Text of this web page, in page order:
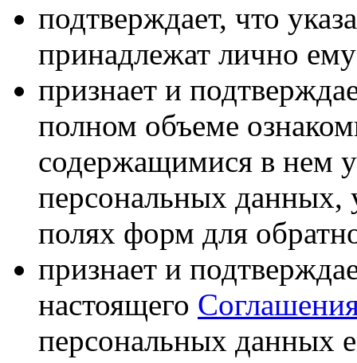
подтверждает, что
принадлежат лично
признает и
полном объеме
содержащимися в нем
персональных данных,
полях форм для
признает и
настоящего
персональных данных